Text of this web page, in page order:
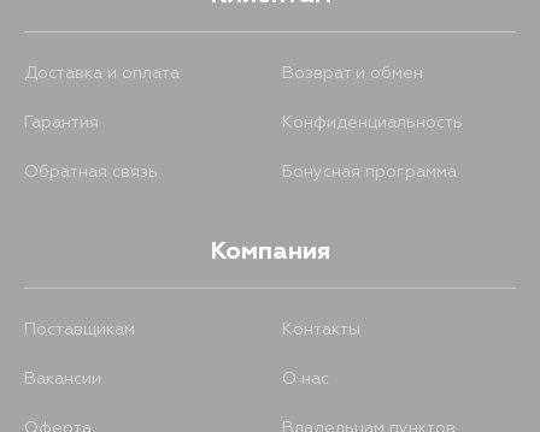
Доставка и оплата Возврат и обмен
Гарантия Конфиденциальность
Обратная связь Бонусная программа
Компания
Поставщикам Контакты
Вакансии О нас
Оферта
Владельцам пунктов